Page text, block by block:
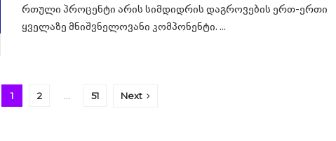
რთული პროცენტი არის სიმდიდრის დაგროვების ერთ-ერთი
ყველაზე მნიშვნელოვანი კომპონენტი. ...
1 2 51 Next